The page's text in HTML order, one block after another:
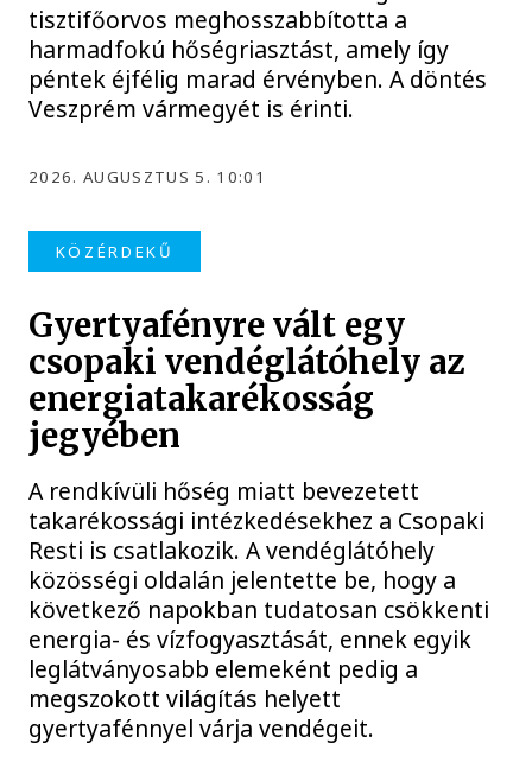
tisztifőorvos meghosszabbította a
harmadfokú hőségriasztást, amely így
péntek éjfélig marad érvényben. A döntés
Veszprém vármegyét is érinti.
2026. AUGUSZTUS 5. 10:01
KÖZÉRDEKŰ
Gyertyafényre vált egy
csopaki vendéglátóhely az
energiatakarékosság
jegyében
A rendkívüli hőség miatt bevezetett
takarékossági intézkedésekhez a Csopaki
Resti is csatlakozik. A vendéglátóhely
közösségi oldalán jelentette be, hogy a
következő napokban tudatosan csökkenti
energia- és vízfogyasztását, ennek egyik
leglátványosabb elemeként pedig a
megszokott világítás helyett
gyertyafénnyel várja vendégeit.